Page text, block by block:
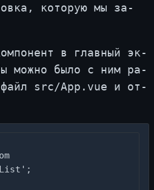
ко­то­рую мы за­
в глав­ный эк­
мож­но бы­ло с ним ра­
файл src/App.​vue и от­